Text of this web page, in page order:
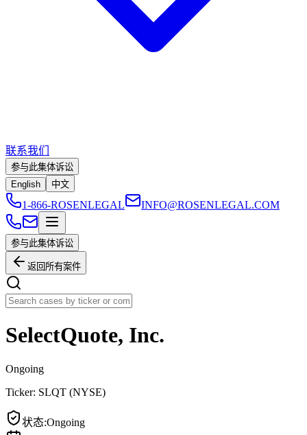
联系我们
参与此集体诉讼
English
中文
1-866-ROSENLEGAL INFO@ROSENLEGAL.COM
参与此集体诉讼
返回所有案件
SelectQuote, Inc.
Ongoing
Ticker: SLQT (NYSE)
状态:Ongoing